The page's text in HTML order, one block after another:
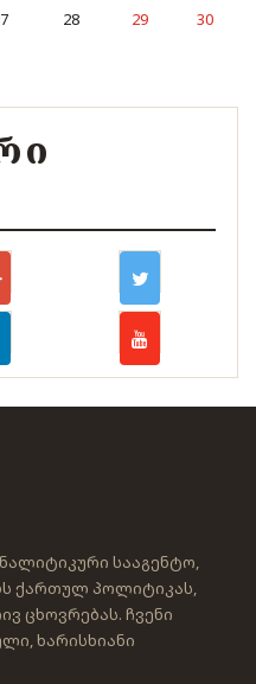
28 29
30
სააგენტო,
ქართულ პოლიტიკას,
ცხოვრებას. ჩვენი
ხარისხიანი